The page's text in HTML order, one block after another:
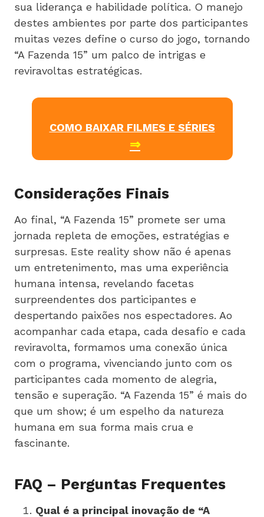
sua liderança e habilidade política. O manejo
destes ambientes por parte dos participantes
muitas vezes define o curso do jogo, tornando
“A Fazenda 15” um palco de intrigas e
reviravoltas estratégicas.
COMO BAIXAR FILMES E SÉRIES
⇒
Considerações Finais
Ao final, “A Fazenda 15” promete ser uma
jornada repleta de emoções, estratégias e
surpresas. Este reality show não é apenas
um entretenimento, mas uma experiência
humana intensa, revelando facetas
surpreendentes dos participantes e
despertando paixões nos espectadores. Ao
acompanhar cada etapa, cada desafio e cada
reviravolta, formamos uma conexão única
com o programa, vivenciando junto com os
participantes cada momento de alegria,
tensão e superação. “A Fazenda 15” é mais do
que um show; é um espelho da natureza
humana em sua forma mais crua e
fascinante.
FAQ – Perguntas Frequentes
Qual é a principal inovação de “A